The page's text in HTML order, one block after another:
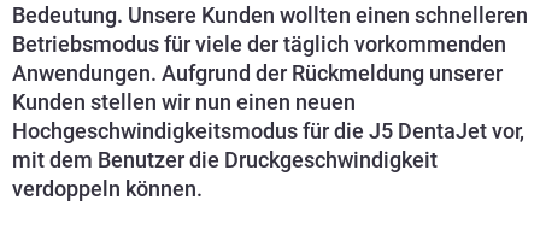
Bedeutung. Unsere Kunden wollten einen schnelleren
Betriebsmodus für viele der täglich vorkommenden
Anwendungen. Aufgrund der Rückmeldung unserer
Kunden stellen wir nun einen neuen
Hochgeschwindigkeitsmodus für die J5 DentaJet vor,
mit dem Benutzer die Druckgeschwindigkeit
verdoppeln können.